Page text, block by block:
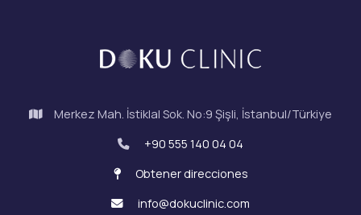
Merkez Mah. İstiklal Sok. No:9 Şişli, İstanbul/Türkiye
+90 555 140 04 04
Obtener direcciones
info@dokuclinic.com